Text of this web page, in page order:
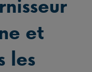
et
les